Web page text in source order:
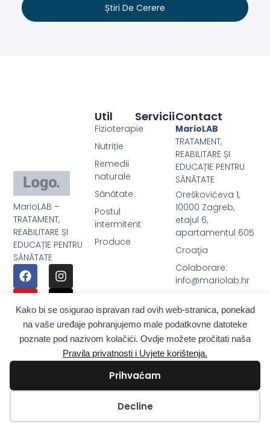
Kako bi se osigurao ispravan rad ovih web-stranica, ponekad
na vaše uređaje pohranjujemo male podatkovne datoteke
poznate pod nazivom kolačići. Ovdje možete pročitati naša
Pravila privatnosti i Uvjete korištenja.
Prihvaćam
Decline
Știri De Cerere
MarioLAB –
TRATAMENT,
REABILITARE ȘI
EDUCAȚIE PENTRU
SĂNĂTATE
Servicii
Util
Fizioterapie
Nutriție
Remedii
naturale
Sănătate
Postul
intermitent
Produce
Contact
MarioLAB
TRATAMENT,
REABILITARE ȘI
EDUCAȚIE PENTRU
SĂNĂTATE
Oreškovićeva 1,
10000 Zagreb,
etajul 6,
apartamentul 605
Croaţia
Colaborare:
info@mariolab.hr
650 616
Viber / WhatsApp:
+385 98 9179 200